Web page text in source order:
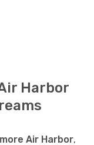
Harbor
Air Harbor,